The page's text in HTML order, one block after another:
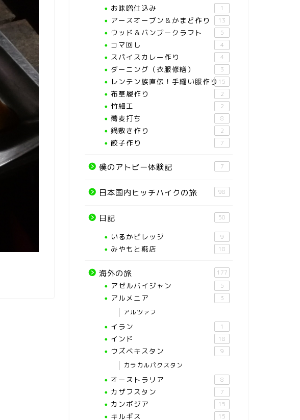
お味噌仕込み 1
アースオーブン＆かまど作り 13
ウッド＆バンブークラフト 5
コマ回し 4
スパイスカレー作り 4
ダーニング（衣服修繕） 3
レンテン族直伝！手縫い服作り 15
布草履作り 2
竹細工 2
蕎麦打ち 8
鍋敷き作り 2
餃子作り 7
僕のアトピー体験記 7
日本国内ヒッチハイクの旅 98
日記 50
いるかビレッジ 9
みやもと糀店 18
海外の旅 177
アゼルバイジャン 5
アルメニア 3
アルツァフ
イラン 1
インド 18
ウズベキスタン 9
カラカルパクスタン
オーストラリア 8
カザフスタン 7
カンボジア 15
キルギス 15